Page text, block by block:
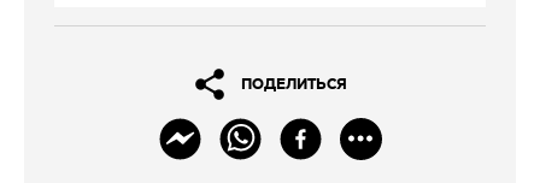
ПОДЕЛИТЬСЯ